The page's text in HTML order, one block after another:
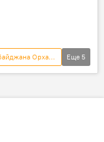
президент Федерации мини-футбола Азербайджана Орхан Мамедов
Еще 5